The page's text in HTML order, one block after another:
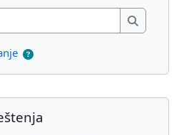
Pretraga
Pretraga